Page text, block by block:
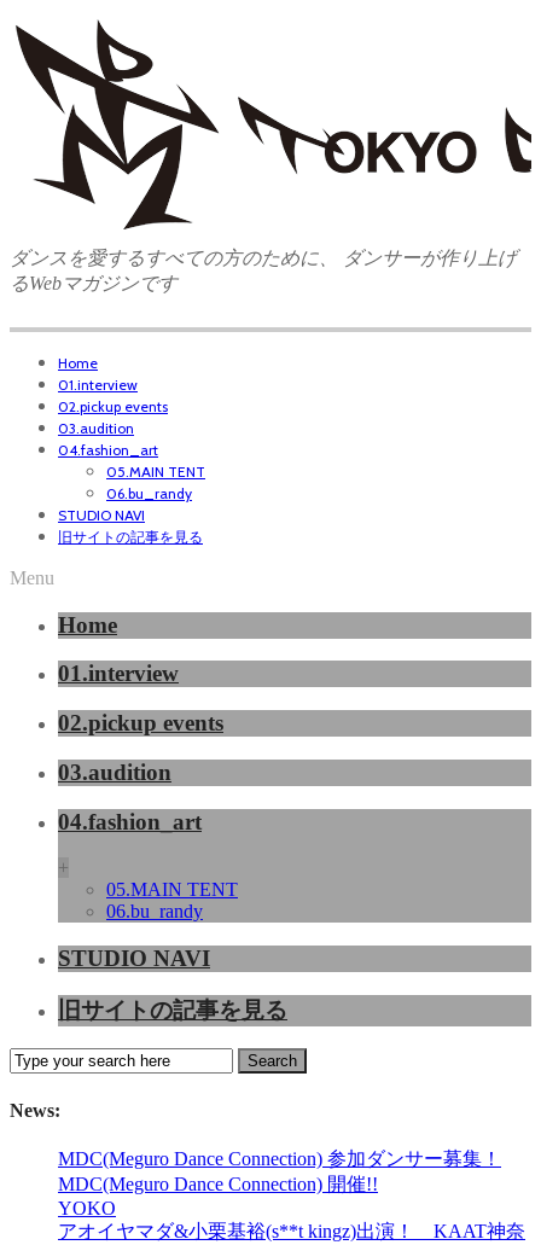
ダンスを愛するすべての方のために、 ダンサーが作り上げ
るWebマガジンです
Home
01.interview
02.pickup events
03.audition
04.fashion_art
05.MAIN TENT
06.bu_randy
STUDIO NAVI
旧サイトの記事を見る
Menu
Home
01.interview
02.pickup events
03.audition
04.fashion_art
+
05.MAIN TENT
06.bu_randy
STUDIO NAVI
旧サイトの記事を見る
News:
MDC(Meguro Dance Connection) 参加ダンサー募集！
MDC(Meguro Dance Connection) 開催!!
YOKO
アオイヤマダ&小栗基裕(s**t kingz)出演！ KAAT神奈